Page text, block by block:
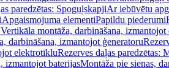
paredzētas: SpoguļskapjiAr iebūvētu
Apgaismojuma elementiPapildu piederumi
montāža, darbināšana,
darbināšana, izmantojot ģeneratoru
elektrotīkluRezerves daļas paredzētas:
izmantojot baterijasMontāža pie sienas,